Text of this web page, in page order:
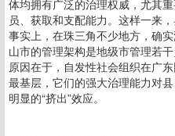
体均拥有广泛的治理权威，尤其
员、获取和支配能力。这样一来
事实上，在珠三角不少地方，确
山市的管理架构是地级市管理若
原因在于，自发性社会组织在广
最基层，它们的强大治理能力对
明显的“挤出”效应。